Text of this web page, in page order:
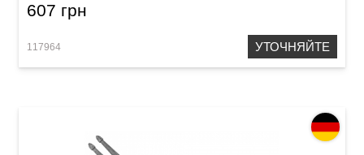
607 грн
117964 УТОЧНЯЙТЕ